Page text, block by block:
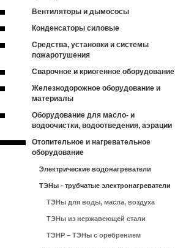
Вентиляторы и дымососы
Конденсаторы силовые
Средства, установки и системы
пожаротушения
Сварочное и криогенное оборудование
Железнодорожное оборудование и
материалы
Оборудование для масло- и
водоочистки, водоотведения, аэрации
Отопительное и нагревательное
оборудование
Электрические водонагреватели
ТЭНы - трубчатые электронагреватели
ТЭНы для воды, масла, воздуха
ТЭНы из нержавеющей стали
ТЭНР – ТЭНы с оребрением